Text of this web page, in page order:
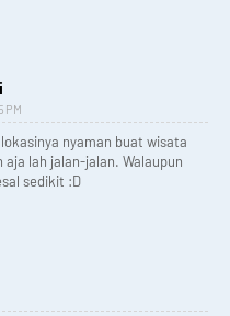
PM
nyaman buat wisata
aja lah jalan-jalan. Walaupun
sedikit :D